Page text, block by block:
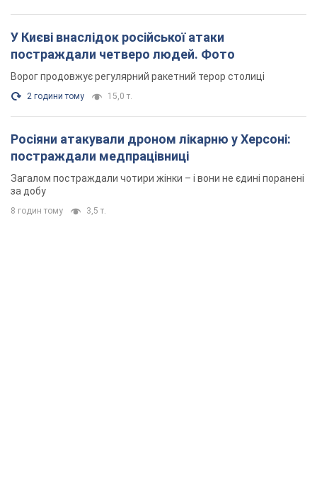
У Києві внаслідок російської атаки
постраждали четверо людей. Фото
Ворог продовжує регулярний ракетний терор столиці
2 години тому 15,0 т.
Росіяни атакували дроном лікарню у Херсоні:
постраждали медпрацівниці
Загалом постраждали чотири жінки – і вони не єдині поранені
за добу
8 годин тому 3,5 т.